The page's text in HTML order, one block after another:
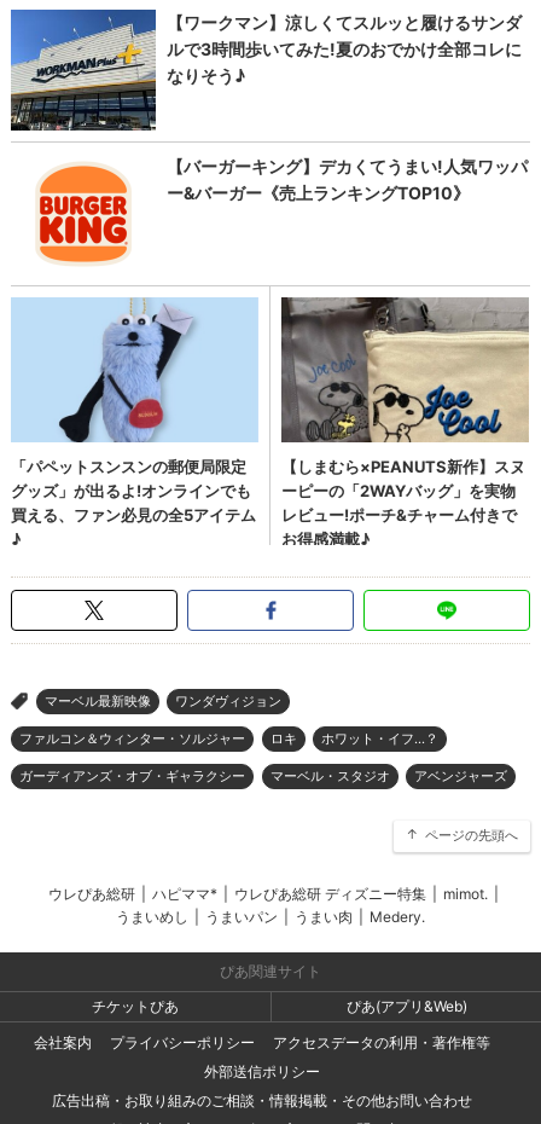
> マーベル最新映像 ワンダヴィジョン
ファルコン＆ウィンター・ソルジャー ロキ ホワット・イフ…？
ガーディアンズ・オブ・ギャラクシー マーベル・スタジオ アベンジャーズ
ページの先頭へ
ウレぴあ総研 ハピママ* ウレぴあ総研 ディズニー特集 mimot.
うまいめし
うまいパン うまい肉 Medery.
ぴあ関連サイト
チケットぴあ
ぴあ(アプリ&Web)
会社案内
プライバシーポリシー
アクセスデータの利用・著作権等
外部送信ポリシー
広告出稿・お取り組みのご相談・情報掲載・その他お問い合わせ